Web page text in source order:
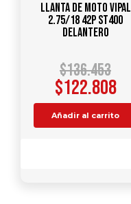
Llanta de Moto Vipal
2.75/18 42P ST400
Delantero
$136.453
$122.808
Añadir al carrito